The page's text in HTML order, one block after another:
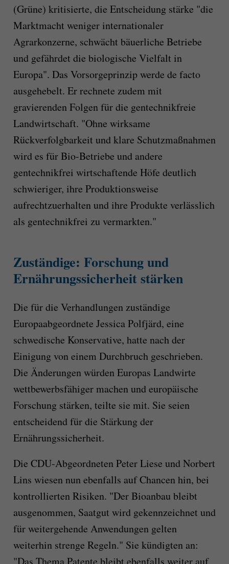
(Grüne) kritisierte, die Entscheidung stärke "die
Marktmacht weniger internationaler
Agrarkonzerne, schwächt bäuerliche Betriebe
und gefährdet die biologische Vielfalt in
Europa". Das Vorsorgeprinzip werde de facto
ausgehebelt. Er rechnete zudem mit
gravierenden Folgen für die gentechnikfreie
Landwirtschaft. "Ohne wirksame
Rückverfolgbarkeit und klare Schutzmaßnahmen
wird es für Bio-Betriebe und andere
gentechnikfrei wirtschaftende Höfe deutlich
schwieriger, ihre Produktionsweise
aufrechtzuerhalten und ihre Produkte verlässlich
als gentechnikfrei zu vermarkten."
Zuständige: Forschung und
Ernährungssicherheit stärken
Die für die Verhandlungen zuständige
Europaabgeordnete Jessica Polfjärd, eine
schwedische Konservative, hatte nach der
Einigung von einem Durchbruch geschrieben.
Die Änderungen würden Europas Landwirte
wettbewerbsfähiger machen und europäische
Forschung stärken, teilte sie mit. Sie seien
entscheidend für die Stärkung der
Ernährungssicherheit.
Die CDU-Abgeordneten Peter Liese und Norbert
Lins wiesen nun ebenfalls auf Chancen hin, bei
kontrollierten Risiken. "Der Bioanbau bleibt
ausgenommen, Saatgut wird gekennzeichnet und
für weitergehende Anwendungen gelten
weiterhin strenge Regeln." Sie kündigten an:
"Das Thema Patente bleibt ebenfalls weiter auf